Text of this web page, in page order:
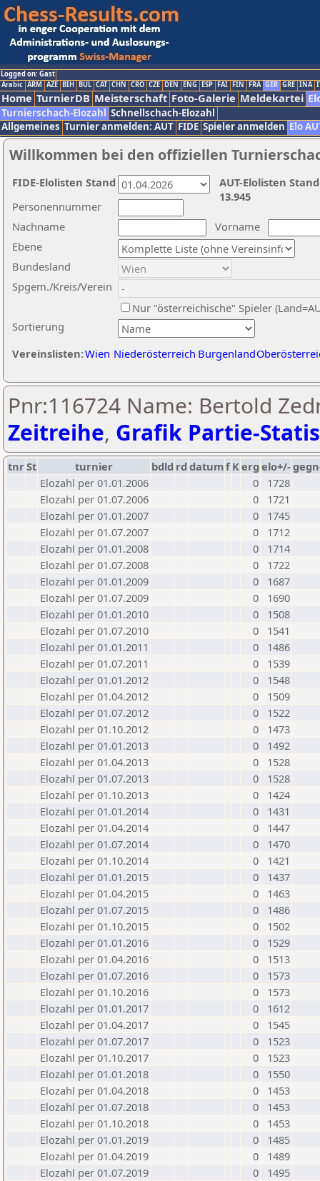
Logged on: Gast
Arabic ARM AZE BIH BUL CAT CHN CRO CZE DEN ENG ESP FAI FIN FRA GER GRE INA
Home TurnierDB Meisterschaft Foto-Galerie Meldekartei
Turnierschach-Elozahl Schnellschach-Elozahl
Allgemeines Turnier anmelden: AUT FIDE Spieler anmelden Elo
Willkommen bei den offiziellen
Nachname
Vorname
Ebene
Sortierung
Personennummer
Bundesland
Spgem./Kreis/Verein
Nur "österreichische" Spieler
Vereinslisten:Wien Niederösterreich Burgenland
AUT-Elolisten
13.945
FIDE-Elolisten Stand
Pnr:116724 Name: Bertold
Zeitreihe, Grafik Partie-
tnrSt turnier bdld rd datumf Kerg elo+/-
Elozahl per 01.01.2006
0
1728
Elozahl per 01.07.2006
0
1721
Elozahl per 01.01.2007
0
1745
Elozahl per 01.07.2007
0
1712
Elozahl per 01.01.2008
0
1714
Elozahl per 01.07.2008
0
1722
Elozahl per 01.01.2009
0
1687
Elozahl per 01.07.2009
0
1690
Elozahl per 01.01.2010
0
1508
Elozahl per 01.07.2010
0
1541
Elozahl per 01.01.2011
0
1486
Elozahl per 01.07.2011
0
1539
Elozahl per 01.01.2012
0
1548
Elozahl per 01.04.2012
0
1509
Elozahl per 01.07.2012
0
1522
Elozahl per 01.10.2012
0
1473
Elozahl per 01.01.2013
0
1492
Elozahl per 01.04.2013
0
1528
Elozahl per 01.07.2013
0
1528
Elozahl per 01.10.2013
0
1424
Elozahl per 01.01.2014
0
1431
Elozahl per 01.04.2014
0
1447
Elozahl per 01.07.2014
0
1470
Elozahl per 01.10.2014
0
1421
Elozahl per 01.01.2015
0
1437
Elozahl per 01.04.2015
0
1463
Elozahl per 01.07.2015
0
1486
Elozahl per 01.10.2015
0
1502
Elozahl per 01.01.2016
0
1529
Elozahl per 01.04.2016
0
1513
Elozahl per 01.07.2016
0
1573
Elozahl per 01.10.2016
0
1573
Elozahl per 01.01.2017
0
1612
Elozahl per 01.04.2017
0
1545
Elozahl per 01.07.2017
0
1523
Elozahl per 01.10.2017
0
1523
Elozahl per 01.01.2018
0
1550
Elozahl per 01.04.2018
0
1453
Elozahl per 01.07.2018
0
1453
Elozahl per 01.10.2018
0
1453
Elozahl per 01.01.2019
0
1485
Elozahl per 01.04.2019
0
1489
Elozahl per 01.07.2019
0
1495